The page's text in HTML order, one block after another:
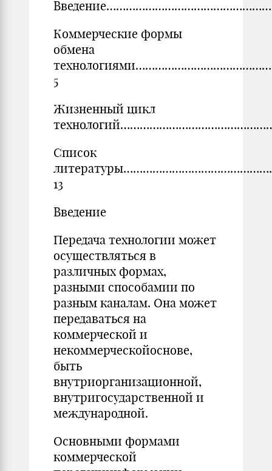
Коммерческие формы
обмена
5
Жизненный цикл
Список
13
Введение
Передача технологии может
осуществляться в
различных формах,
разными способамии по
разным каналам. Она может
передаваться на
коммерческой и
некоммерческойоснове,
быть
внутриорганизационной,
внутригосударственной и
международной.
Основными формами
коммерческой